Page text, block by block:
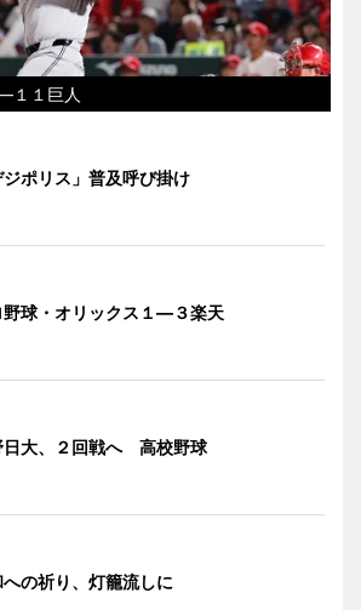
１１巨人
ジポリス」普及呼び掛け
野球・オリックス１―３楽天
日大、２回戦へ 高校野球
の祈り、灯籠流しに